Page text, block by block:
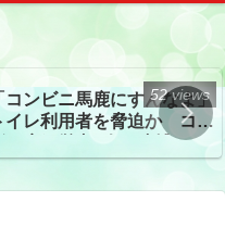
コンビニ馬鹿にすんなよ」
イレ利用者を脅迫か コン
52 views